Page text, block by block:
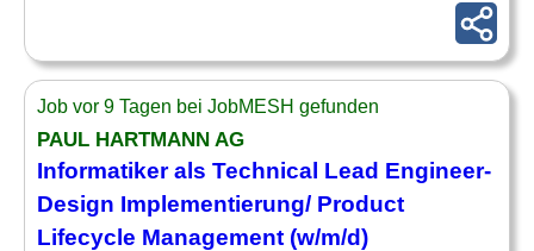
Job vor 9 Tagen bei JobMESH gefunden
PAUL HARTMANN AG
Informatiker als Technical Lead Engineer-
Design Implementierung/ Product
Lifecycle Management (w/m/d)